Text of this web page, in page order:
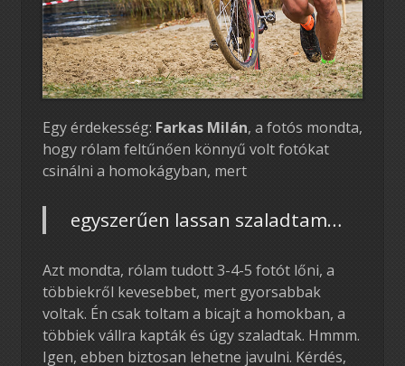
Egy érdekesség: Farkas Milán, a fotós mondta,
hogy rólam feltűnően könnyű volt fotókat
csinálni a homokágyban, mert
egyszerűen lassan szaladtam…
Azt mondta, rólam tudott 3-4-5 fotót lőni, a
többiekről kevesebbet, mert gyorsabbak
voltak. Én csak toltam a bicajt a homokban, a
többiek vállra kapták és úgy szaladtak. Hmmm.
Igen, ebben biztosan lehetne javulni. Kérdés,